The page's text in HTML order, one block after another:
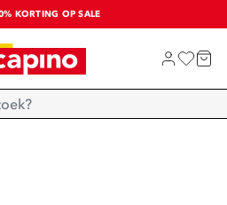
KORTING OP SALE
LAATSTE KANS!
SHOP NIEUW